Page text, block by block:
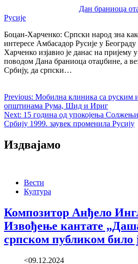
Дан браниоца
Русије
Боцан-Харченко: Српски народ зна
интересе Амбасадор Русије у
Харченко изјавио је данас на пријему
поводом Дана браниоца отаџбине, а
Србију, да српски…
Previous: Мобилна клиника са руским
општинама Рума, Шид и Ириг
Next: 15 година од упокојења
Србију 1999. заувек променила Русију
Издвајамо
Вести
Култура
Композитор Анђело
Извођење кантате
српском публиком било
<09.12.2024